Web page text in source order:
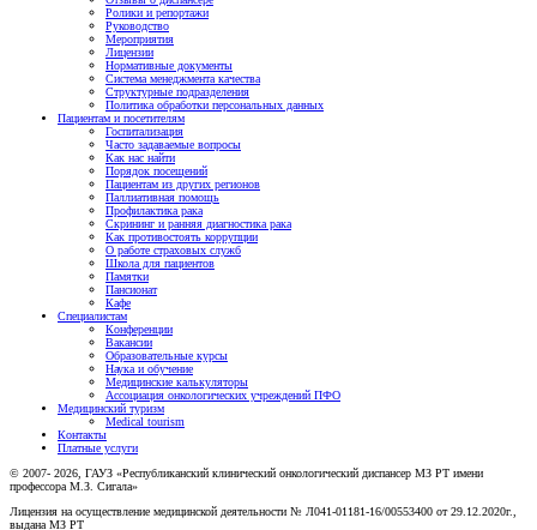
Ролики и репортажи
Руководство
Мероприятия
Лицензии
Нормативные документы
Система менеджмента качества
Структурные подразделения
Политика обработки персональных данных
Пациентам и посетителям
Госпитализация
Часто задаваемые вопросы
Как нас найти
Порядок посещений
Пациентам из других регионов
Паллиативная помощь
Профилактика рака
Скрининг и ранняя диагностика рака
Как противостоять коррупции
О работе страховых служб
Школа для пациентов
Памятки
Пансионат
Кафе
Специалистам
Конференции
Вакансии
Образовательные курсы
Наука и обучение
Медицинские калькуляторы
Ассоциация oнкологических учреждений ПФО
Медицинский туризм
Medical tourism
Контакты
Платные услуги
© 2007- 2026, ГАУЗ «Республиканский клинический онкологический диспансер МЗ РТ имени
профессора М.З. Сигала»
Лицензия на осуществление медицинской деятельности № Л041-01181-16/00553400 от 29.12.2020г.,
выдана МЗ РТ